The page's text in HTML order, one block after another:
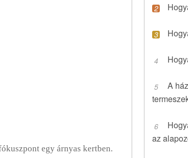
egy árnyas kertben.
A
az